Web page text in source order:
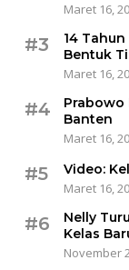
Maret 16,
#3
14
Bentuk
Maret 16,
#4
Prabowo
Banten
Maret 16,
#5
Video:
Maret 16,
#6
Nelly
Kelas
November